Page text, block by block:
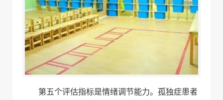
第五个评估指标是情绪调节能力。孤独症患者